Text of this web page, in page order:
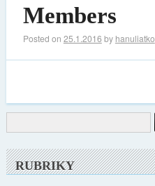
Members
Posted on 25.1.2016 by hanuliatko
RUBRIKY